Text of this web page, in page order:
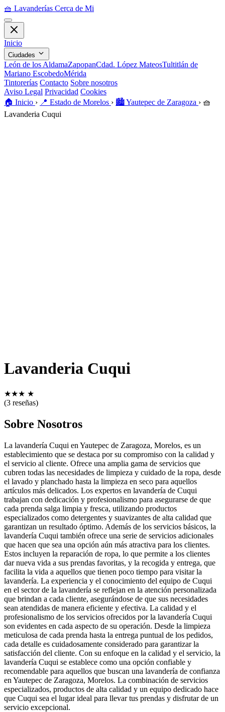
🧺 Lavanderías Cerca de Mi
Inicio
Ciudades
León de los AldamaZapopanCdad. López MateosTultitlán de
Mariano EscobedoMérida
Tintorerías Contacto Sobre nosotros
Aviso Legal Privacidad Cookies
🏠️ Inicio › 📍 Estado de Morelos › 🏙️Yautepec de Zaragoza › 🧺
Lavanderia Cuqui
Lavanderia Cuqui
★★★ ★
(3 reseñas)
Sobre Nosotros
La lavandería Cuqui en Yautepec de Zaragoza, Morelos, es un
establecimiento que se destaca por su compromiso con la calidad y
el servicio al cliente. Ofrece una amplia gama de servicios que
cubren todas las necesidades de limpieza y cuidado de la ropa, desde
el lavado y planchado hasta la limpieza en seco para aquellos
artículos más delicados. Los expertos en lavandería de Cuqui
trabajan con dedicación y profesionalismo para asegurarse de que
cada prenda salga limpia y fresca, utilizando productos
especializados como detergentes y suavizantes de alta calidad que
garantizan un resultado óptimo. Además de los servicios básicos, la
lavandería Cuqui también ofrece una serie de servicios adicionales
que hacen que sea una opción aún más atractiva para los clientes.
Estos incluyen la reparación de ropa, lo que permite a los clientes
dar nueva vida a sus prendas favoritas, y la recogida y entrega, que
facilita la vida a aquellos que tienen poco tiempo para visitar la
lavandería. La experiencia y el conocimiento del equipo de Cuqui
en el sector de la lavandería se reflejan en la atención personalizada
que brindan a cada cliente, asegurándose de que sus necesidades
sean atendidas de manera eficiente y efectiva. La calidad y el
profesionalismo de los servicios ofrecidos por la lavandería Cuqui
son evidentes en cada aspecto de su operación. Desde la limpieza
meticulosa de cada prenda hasta la entrega puntual de los pedidos,
cada detalle es cuidadosamente considerado para garantizar la
satisfacción del cliente. Con su enfoque en la calidad y el servicio, la
lavandería Cuqui se establece como una opción confiable y
recomendable para aquellos que buscan una lavandería de confianza
en Yautepec de Zaragoza, Morelos. La combinación de servicios
especializados, productos de alta calidad y un equipo dedicado hace
que Cuqui sea el lugar ideal para llevar tus prendas y disfrutar de un
servicio excepcional.